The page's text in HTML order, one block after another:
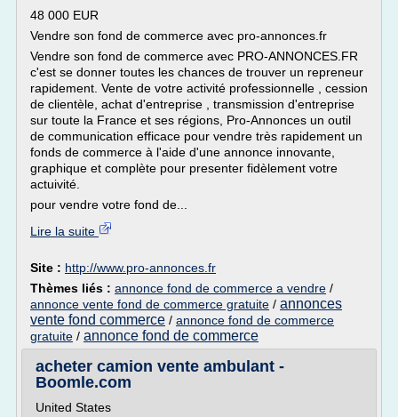
48 000 EUR
Vendre son fond de commerce avec pro-annonces.fr
Vendre son fond de commerce avec PRO-ANNONCES.FR
c'est se donner toutes les chances de trouver un repreneur
rapidement. Vente de votre activité professionnelle , cession
de clientèle, achat d'entreprise , transmission d'entreprise
sur toute la France et ses régions, Pro-Annonces un outil
de communication efficace pour vendre très rapidement un
fonds de commerce à l'aide d'une annonce innovante,
graphique et complète pour presenter fidèlement votre
actuivité.
pour vendre votre fond de...
Lire la suite
Site : http://www.pro-annonces.fr
Thèmes liés : annonce fond de commerce a vendre /
annonce vente fond de commerce gratuite / annonces
vente fond commerce / annonce fond de commerce
gratuite / annonce fond de commerce
acheter camion vente ambulant -
Boomle.com
United States